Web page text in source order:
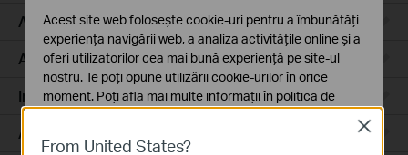
Access Plus
Aggregation
Industrial
Access
From United States?
Close
Acest site web folosește cookie-uri pentru a îmbunătăți
experiența navigării web, a analiza activitățile online și a
oferi utilizatorilor cea mai bună experiență pe site-ul
nostru. Te poți opune utilizării cookie-urilor în orice
moment. Poți afla mai multe informații în politica de
Cookie-uri de bază